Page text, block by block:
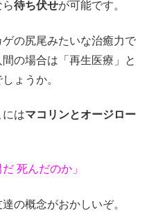
待ち伏せが可能です。
ゲの尻尾みたいな治癒力で
の場合は「再生医療」と
ょうか。
はマコリンとオージロー
死んだのか」
の概念がおかしいぞ。